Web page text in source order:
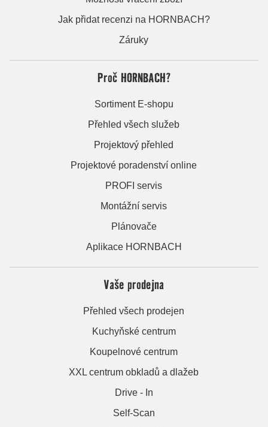
Jak přidat recenzi na HORNBACH?
Záruky
Proč HORNBACH?
Sortiment E-shopu
Přehled všech služeb
Projektový přehled
Projektové poradenství online
PROFI servis
Montážní servis
Plánovače
Aplikace HORNBACH
Vaše prodejna
Přehled všech prodejen
Kuchyňské centrum
Koupelnové centrum
XXL centrum obkladů a dlažeb
Drive - In
Self-Scan